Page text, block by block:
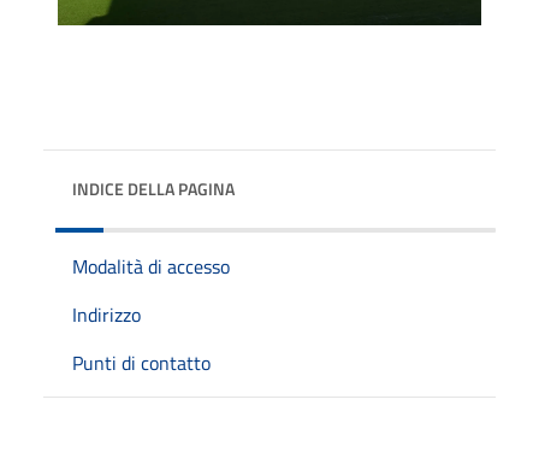
INDICE DELLA PAGINA
Modalità di accesso
Indirizzo
Punti di contatto